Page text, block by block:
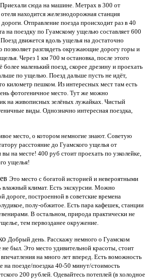
Приехали сюда на машине. Метрах в 300 от
находится железнодорожная станция
Отправление поезда происходит раз в 40
на поездку по Гуамскому ущелью составляет 600
движется вдоль ущелья на достаточно
позволяет разглядеть окружающие дорогу горы и
Через 1 км 700 м остановка, после этого
маленький поезд, скорее дрезину и проехать
по ущелью. Поезд дальше пусть не идёт,
километр пешком. Из интересных мест там есть
фотогеничное место. Тут же можно
на живописных зелёных лужайках. Чистый
виды. Однозначно интересная поездка,
место, о котором немногие знают. Советую
расстояние до Гуамского ущелья от
на месте! 400 руб стоит проехать по узколейке,
ущелья!
Это место с богатой историей и невероятными
влажный климат. Есть экскурсии. Можно
дороге, построенной в советские времена
полу-обжитое. Есть пара кафешек, станции
В остальном, природа практически не
тем первозданее окружение.
Добрый день. Расскажу немного о Гуамском
не был. Это место удивительной красоты, стоит
на много лет вперед. Есть воможность
на поезде/поездка 40-50 минут/стоимость
200 рублей. Одевайтесь потеплей (в холодное